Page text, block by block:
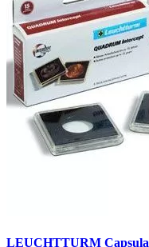
LEUCHTTURM